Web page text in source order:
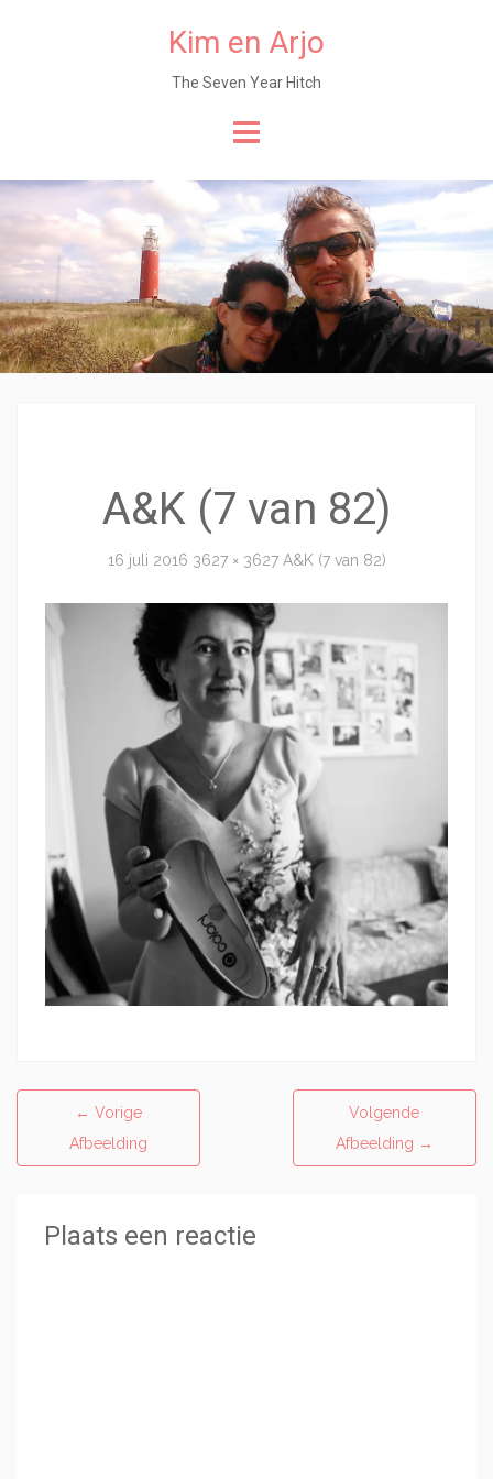
Kim en Arjo
The Seven Year Hitch
A&K (7 van 82)
16 juli 2016 3627 × 3627 A&K (7 van 82)
← Vorige
Afbeelding
Volgende
Afbeelding →
Plaats een reactie